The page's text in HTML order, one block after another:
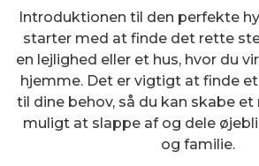
Introduktionen til den perfekte
starter med at finde det rette
en lejlighed eller et hus, hvor du
hjemme. Det er vigtigt at finde
til dine behov, så du kan skabe
muligt at slappe af og dele
og familie.